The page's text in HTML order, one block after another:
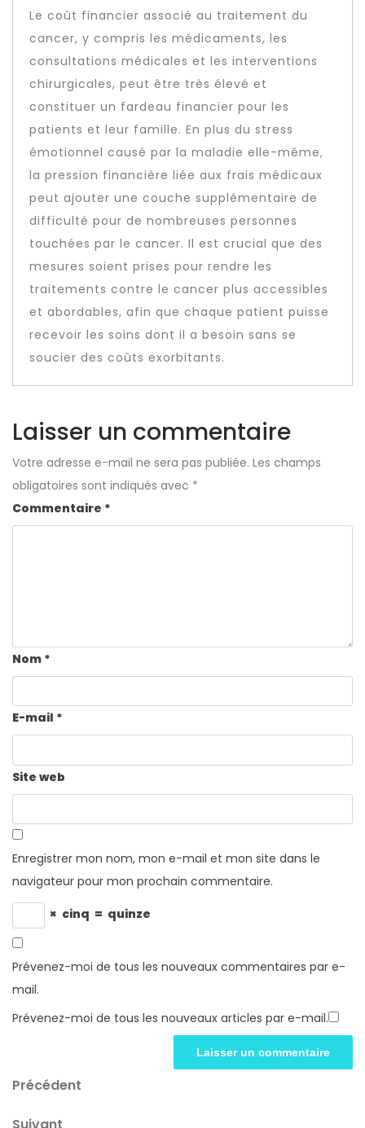
Le coût financier associé au traitement du
cancer, y compris les médicaments, les
consultations médicales et les interventions
chirurgicales, peut être très élevé et
constituer un fardeau financier pour les
patients et leur famille. En plus du stress
émotionnel causé par la maladie elle-même,
la pression financière liée aux frais médicaux
peut ajouter une couche supplémentaire de
difficulté pour de nombreuses personnes
touchées par le cancer. Il est crucial que des
mesures soient prises pour rendre les
traitements contre le cancer plus accessibles
et abordables, afin que chaque patient puisse
recevoir les soins dont il a besoin sans se
soucier des coûts exorbitants.
Laisser un commentaire
Votre adresse e-mail ne sera pas publiée. Les champs
obligatoires sont indiqués avec *
Commentaire *
Nom *
E-mail *
Site web
Enregistrer mon nom, mon e-mail et mon site dans le
navigateur pour mon prochain commentaire.
× cinq = quinze
Prévenez-moi de tous les nouveaux commentaires par e-
mail.
Prévenez-moi de tous les nouveaux articles par e-mail.
Navigation
de
Article
Précédent
Article